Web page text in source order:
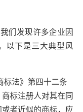
们发现许多企业因
以下是三大典型风
标法》第四十二条
标注册人对其在同
者近似的商标，应